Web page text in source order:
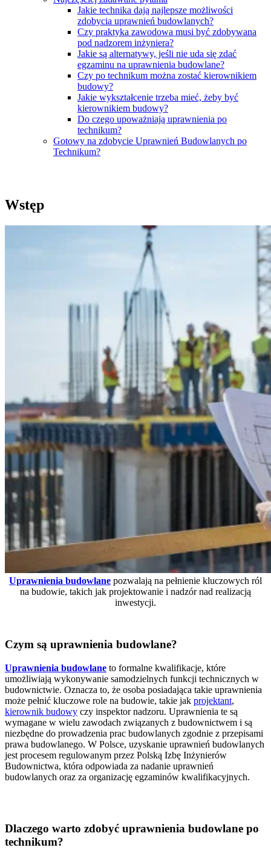
Jakie technika dają najlepsze możliwości
zdobycia uprawnień budowlanych?
Czy praktyka zawodowa musi być zdobywana
pod nadzorem inżyniera?
Jakie są alternatywy, jeśli nie uda się zdać
egzaminu na uprawnienia budowlane?
Czy po technikum można zostać kierownikiem
budowy?
Jakie wykształcenie trzeba mieć, żeby być
kierownikiem budowy?
Do czego upoważniają uprawnienia po
technikum?
Gotowy na zdobycie Uprawnień Budowlanych po
Technikum?
Wstęp
Uprawnienia budowlane pozwalają na pełnienie kluczowych ról
na budowie, takich jak projektowanie i nadzór nad realizacją
inwestycji.
Czym są uprawnienia budowlane?
Uprawnienia budowlane to formalne kwalifikacje, które
umożliwiają wykonywanie samodzielnych funkcji technicznych w
budownictwie. Oznacza to, że osoba posiadająca takie uprawnienia
może pełnić kluczowe role na budowie, takie jak projektant,
kierownik budowy czy inspektor nadzoru. Uprawnienia te są
wymagane w wielu zawodach związanych z budownictwem i są
niezbędne do prowadzenia prac budowlanych zgodnie z przepisami
prawa budowlanego. W Polsce, uzyskanie uprawnień budowlanych
jest procesem regulowanym przez Polską Izbę Inżynierów
Budownictwa, która odpowiada za nadanie uprawnień
budowlanych oraz za organizację egzaminów kwalifikacyjnych.
Dlaczego warto zdobyć uprawnienia budowlane po
technikum?